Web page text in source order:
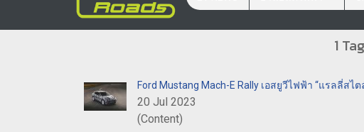
1
Ford Mustang Mach-E Rally เอสยูวีไฟฟ้า “แรลลี่สไต
20 Jul 2023
(Content)